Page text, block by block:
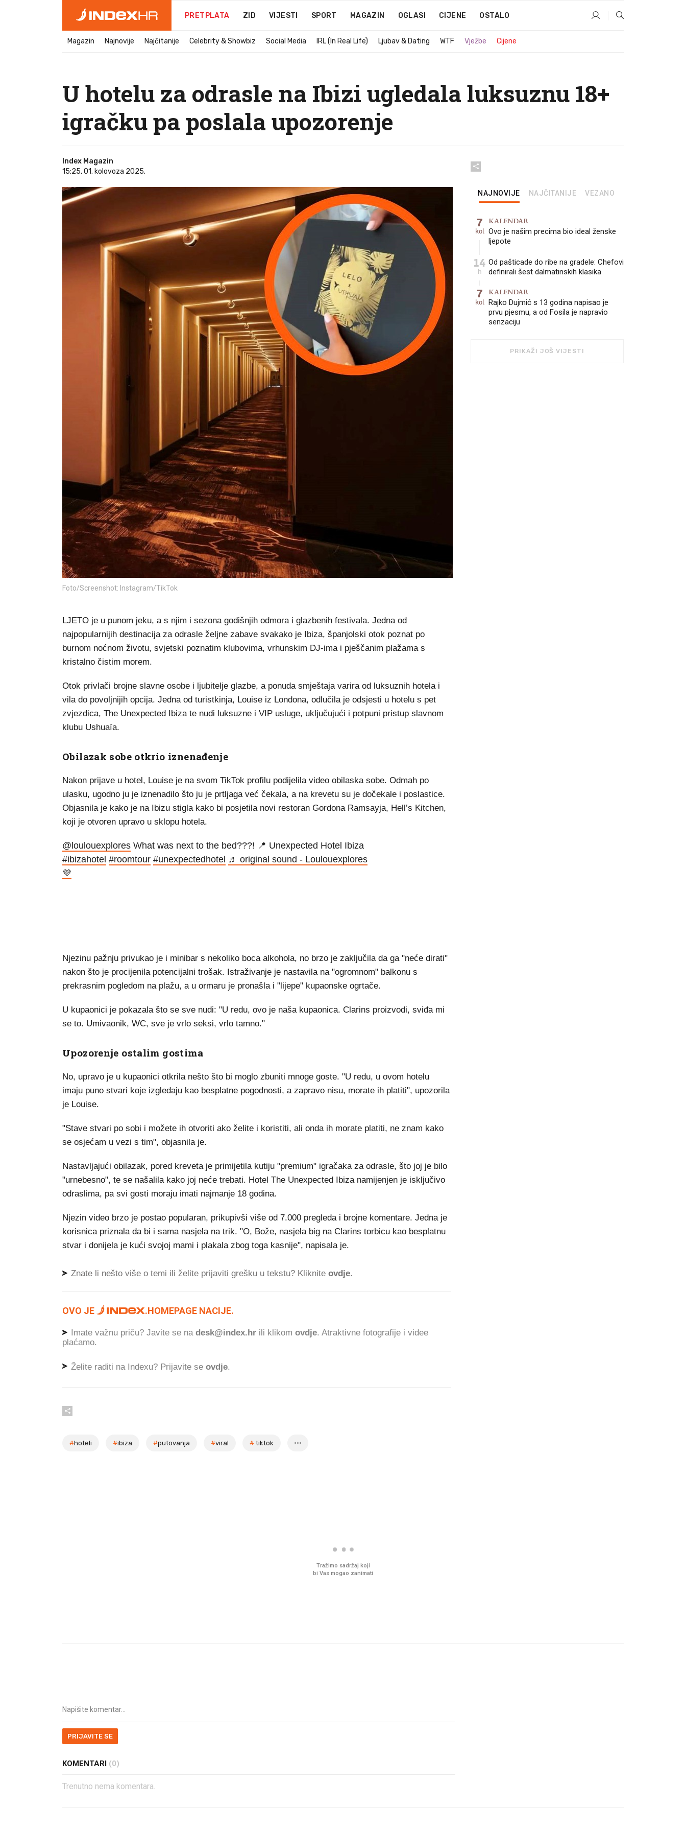
PRETPLATA ZID VIJESTI SPORT MAGAZIN OGLASI CIJENE OSTALO
Magazin Najnovije Najčitanije Celebrity & Showbiz Social Media IRL (In Real Life) Ljubav & Dating WTF Vježbe Cijene
U hotelu za odrasle na Ibizi ugledala luksuznu 18+
igračku pa poslala upozorenje
Index Magazin
15:25, 01. kolovoza 2025.
Foto/Screenshot: Instagram/TikTok
LJETO je u punom jeku, a s njim i sezona godišnjih odmora i glazbenih festivala. Jedna od
najpopularnijih destinacija za odrasle željne zabave svakako je Ibiza, španjolski otok poznat po
burnom noćnom životu, svjetski poznatim klubovima, vrhunskim DJ-ima i pješčanim plažama s
kristalno čistim morem.
Otok privlači brojne slavne osobe i ljubitelje glazbe, a ponuda smještaja varira od luksuznih hotela i
vila do povoljnijih opcija. Jedna od turistkinja, Louise iz Londona, odlučila je odsjesti u hotelu s pet
zvjezdica, The Unexpected Ibiza te nudi luksuzne i VIP usluge, uključujući i potpuni pristup slavnom
klubu Ushuaïa.
Obilazak sobe otkrio iznenađenje
Nakon prijave u hotel, Louise je na svom TikTok profilu podijelila video obilaska sobe. Odmah po
ulasku, ugodno ju je iznenadilo što ju je prtljaga već čekala, a na krevetu su je dočekale i poslastice.
Objasnila je kako je na Ibizu stigla kako bi posjetila novi restoran Gordona Ramsayja, Hell’s Kitchen,
koji je otvoren upravo u sklopu hotela.
@loulouexplores What was next to the bed???! 📍 Unexpected Hotel Ibiza
#ibizahotel #roomtour #unexpectedhotel ♬ original sound - Loulouexplores
💜
Njezinu pažnju privukao je i minibar s nekoliko boca alkohola, no brzo je zaključila da ga "neće dirati"
nakon što je procijenila potencijalni trošak. Istraživanje je nastavila na "ogromnom" balkonu s
prekrasnim pogledom na plažu, a u ormaru je pronašla i "lijepe" kupaonske ogrtače.
U kupaonici je pokazala što se sve nudi: "U redu, ovo je naša kupaonica. Clarins proizvodi, sviđa mi
se to. Umivaonik, WC, sve je vrlo seksi, vrlo tamno."
Upozorenje ostalim gostima
No, upravo je u kupaonici otkrila nešto što bi moglo zbuniti mnoge goste. "U redu, u ovom hotelu
imaju puno stvari koje izgledaju kao besplatne pogodnosti, a zapravo nisu, morate ih platiti", upozorila
je Louise.
"Stave stvari po sobi i možete ih otvoriti ako želite i koristiti, ali onda ih morate platiti, ne znam kako
se osjećam u vezi s tim", objasnila je.
Nastavljajući obilazak, pored kreveta je primijetila kutiju "premium" igračaka za odrasle, što joj je bilo
"urnebesno", te se našalila kako joj neće trebati. Hotel The Unexpected Ibiza namijenjen je isključivo
odraslima, pa svi gosti moraju imati najmanje 18 godina.
Njezin video brzo je postao popularan, prikupivši više od 7.000 pregleda i brojne komentare. Jedna je
korisnica priznala da bi i sama nasjela na trik. "O, Bože, nasjela big na Clarins torbicu kao besplatnu
stvar i donijela je kući svojoj mami i plakala zbog toga kasnije", napisala je.
Znate li nešto više o temi ili želite prijaviti grešku u tekstu? Kliknite ovdje.
OVO JE .HOMEPAGE NACIJE.
Imate važnu priču? Javite se na desk@index.hr ili klikom ovdje. Atraktivne fotografije i videe
plaćamo.
Želite raditi na Indexu? Prijavite se ovdje.
#hoteli #ibiza #putovanja #viral # tiktok
NAJNOVIJE NAJČITANIJE VEZANO
7
kol
KALENDAR
Ovo je našim precima bio ideal ženske
ljepote
14
h
Od pašticade do ribe na gradele: Chefovi
definirali šest dalmatinskih klasika
7
kol
KALENDAR
Rajko Dujmić s 13 godina napisao je
prvu pjesmu, a od Fosila je napravio
senzaciju
PRIKAŽI JOŠ VIJESTI
Tražimo sadržaj koji
bi Vas mogao zanimati
PRIJAVITE SE
KOMENTARI (0)
Trenutno nema komentara.